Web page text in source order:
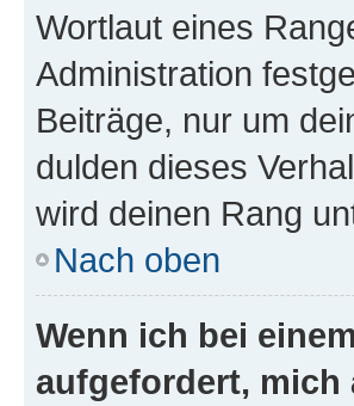
Wortlaut eines
Administration
Beiträge, nur um
dulden dieses
wird deinen Rang
Nach oben
Wenn ich bei
aufgefordert, mich